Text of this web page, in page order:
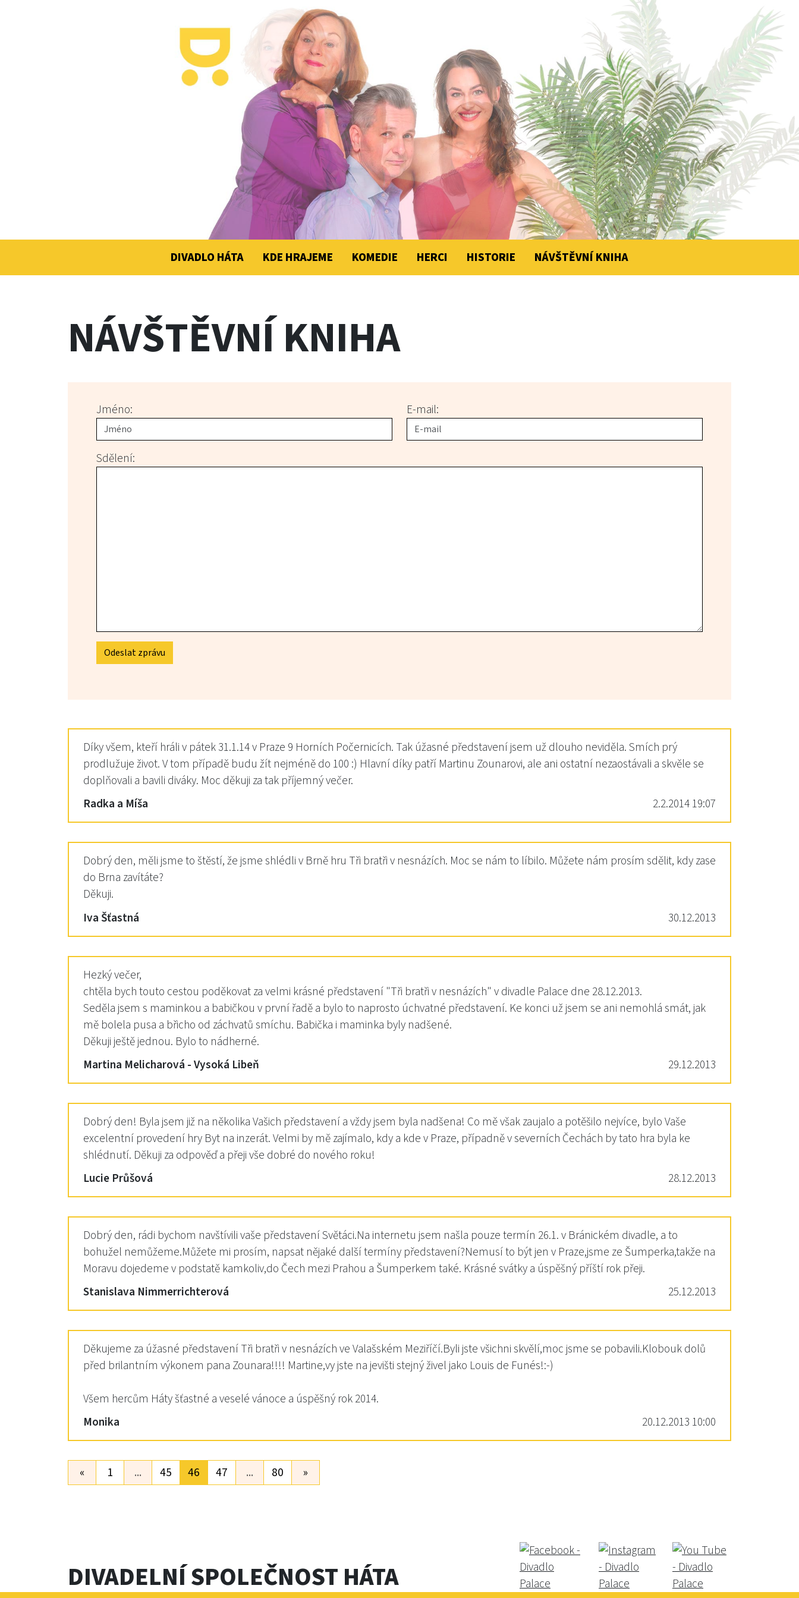
DIVADLO HÁTA KDE HRAJEME KOMEDIE HERCI HISTORIE NÁVŠTĚVNÍ KNIHA
NÁVŠTĚVNÍ KNIHA
Jméno: E-mail:
Sdělení:
Odeslat zprávu
Díky všem, kteří hráli v pátek 31.1.14 v Praze 9 Horních Počernicích. Tak úžasné představení jsem už dlouho neviděla. Smích prý
prodlužuje život. V tom případě budu žít nejméně do 100 :) Hlavní díky patří Martinu Zounarovi, ale ani ostatní nezaostávali a skvěle se
doplňovali a bavili diváky. Moc děkuji za tak příjemný večer.
Radka a Míša
2.2.2014 19:07
Dobrý den, měli jsme to štěstí, že jsme shlédli v Brně hru Tři bratři v nesnázích. Moc se nám to líbilo. Můžete nám prosím sdělit, kdy zase
do Brna zavítáte?
Děkuji.
Iva Šťastná
30.12.2013
Hezký večer,
chtěla bych touto cestou poděkovat za velmi krásné představení "Tři bratři v nesnázích" v divadle Palace dne 28.12.2013.
Seděla jsem s maminkou a babičkou v první řadě a bylo to naprosto úchvatné představení. Ke konci už jsem se ani nemohlá smát, jak
mě bolela pusa a břicho od záchvatů smíchu. Babička i maminka byly nadšené.
Děkuji ještě jednou. Bylo to nádherné.
Martina Melicharová - Vysoká Libeň
29.12.2013
Dobrý den! Byla jsem již na několika Vašich představení a vždy jsem byla nadšena! Co mě však zaujalo a potěšilo nejvíce, bylo Vaše
excelentní provedení hry Byt na inzerát. Velmi by mě zajímalo, kdy a kde v Praze, případně v severních Čechách by tato hra byla ke
shlédnutí. Děkuji za odpověď a přeji vše dobré do nového roku!
Lucie Průšová
28.12.2013
Dobrý den, rádi bychom navštívili vaše představení Světáci.Na internetu jsem našla pouze termín 26.1. v Bránickém divadle, a to
bohužel nemůžeme.Můžete mi prosím, napsat nějaké další termíny představení?Nemusí to být jen v Praze,jsme ze Šumperka,takže na
Moravu dojedeme v podstatě kamkoliv,do Čech mezi Prahou a Šumperkem také. Krásné svátky a úspěšný příští rok přeji.
Stanislava Nimmerrichterová
25.12.2013
Děkujeme za úžasné představení Tři bratři v nesnázích ve Valašském Meziříčí.Byli jste všichni skvělí,moc jsme se pobavili.Klobouk dolů
před brilantním výkonem pana Zounara!!!! Martine,vy jste na jevišti stejný živel jako Louis de Funés!:-)
Všem hercům Háty šťastné a veselé vánoce a úspěšný rok 2014.
Monika
20.12.2013 10:00
« 1 ... 45 46 47 ... 80 »
DIVADELNÍ SPOLEČNOST HÁTA